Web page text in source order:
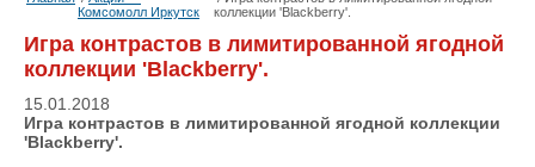
Комсомолл Иркутск
коллекции 'Blackberry'.
Игра контрастов в лимитированной ягодной
коллекции 'Blackberry'.
15.01.2018
Игра контрастов в лимитированной ягодной коллекции
'Blackberry'.